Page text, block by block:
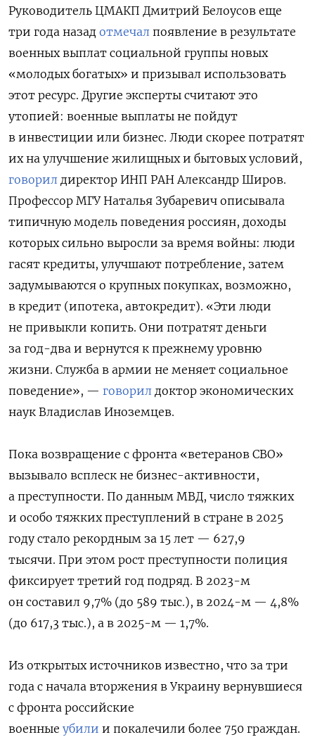
Руководитель ЦМАКП Дмитрий Белоусов еще
три года назад отмечал появление в результате
военных выплат социальной группы новых
«молодых богатых» и призывал использовать
этот ресурс. Другие эксперты считают это
утопией: военные выплаты не пойдут
в инвестиции или бизнес. Люди скорее потратят
их на улучшение жилищных и бытовых условий,
говорил директор ИНП РАН Александр Широв.
Профессор МГУ Наталья Зубаревич описывала
типичную модель поведения россиян, доходы
которых сильно выросли за время войны: люди
гасят кредиты, улучшают потребление, затем
задумываются о крупных покупках, возможно,
в кредит (ипотека, автокредит). «Эти люди
не привыкли копить. Они потратят деньги
за год-два и вернутся к прежнему уровню
жизни. Служба в армии не меняет социальное
поведение», — говорил доктор экономических
наук Владислав Иноземцев.
Пока возвращение с фронта «ветеранов СВО»
вызывало всплеск не бизнес-активности,
а преступности. По данным МВД, число тяжких
и особо тяжких преступлений в стране в 2025
году стало рекордным за 15 лет — 627,9
тысячи. При этом рост преступности полиция
фиксирует третий год подряд. В 2023-м
он составил 9,7% (до 589 тыс.), в 2024-м — 4,8%
(до 617,3 тыс.), а в 2025-м — 1,7%.
Из открытых источников известно, что за три
года с начала вторжения в Украину вернувшиеся
с фронта российские
военные убили и покалечили более 750 граждан.